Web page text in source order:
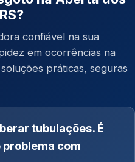
confiável na sua
em ocorrências na
práticas, seguras
tubulações. É
com